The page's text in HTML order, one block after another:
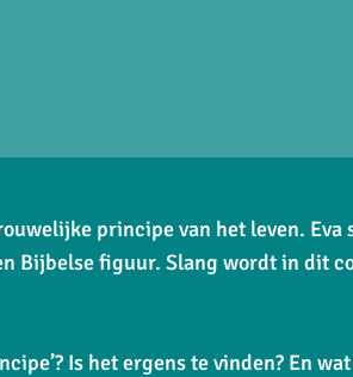
principe van het leven. Eva
Bijbelse figuur. Slang wordt in dit
Is het ergens te vinden? En